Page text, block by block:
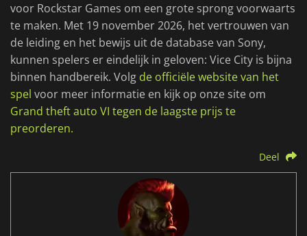
voor Rockstar Games om een grote sprong voorwaarts
te maken. Met 19 november 2026, het vertrouwen van
de leiding en het bewijs uit de database van Sony,
kunnen spelers er eindelijk in geloven: Vice City is bijna
binnen handbereik. Volg de officiële website van het
spel voor meer informatie en kijk op onze site om
Grand theft auto VI tegen de laagste prijs te
preorderen.
Deel